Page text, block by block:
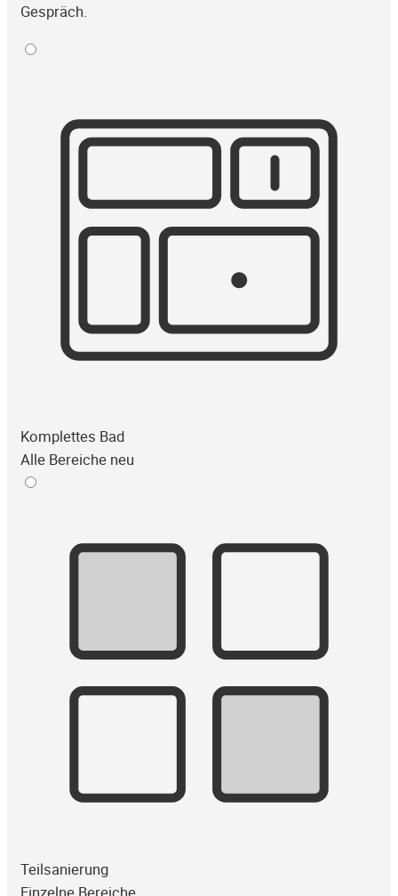
Gespräch.
Komplettes Bad
Alle Bereiche neu
Teilsanierung